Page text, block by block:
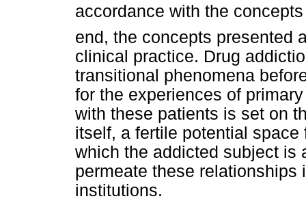
accordance with the
end, the concepts presented
clinical practice. Drug
transitional phenomena
for the experiences of
with these patients is set on
itself, a fertile potential
which the addicted subject is
permeate these
institutions.